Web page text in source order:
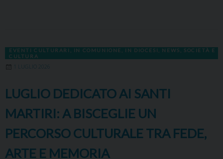
EVENTI CULTURARI IN COMUNIONE IN DIOCESI NEWS
SOCIETÀ E
CULTURA
1 LUGLIO 2026
LUGLIO DEDICATO AI SANTI
MARTIRI: A BISCEGLIE UN
PERCORSO CULTURALE TRA FEDE,
ARTE E MEMORIA